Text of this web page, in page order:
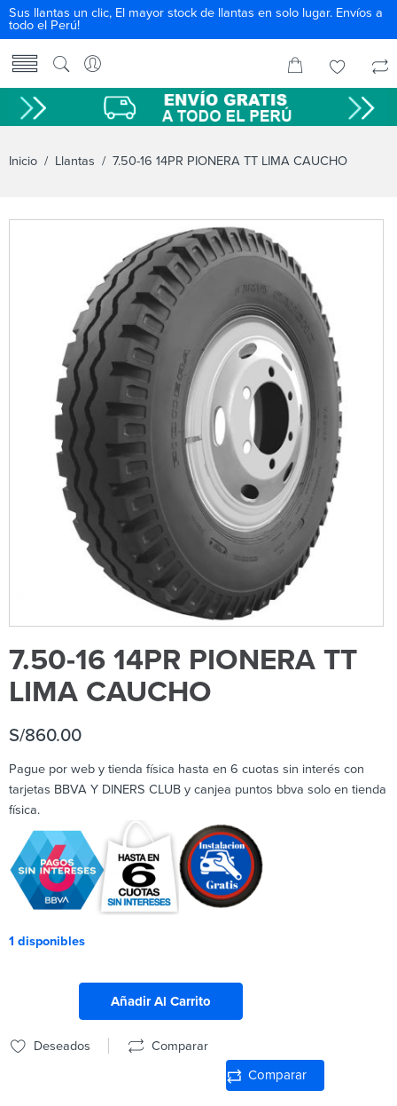
Sus llantas un clic, El mayor stock de llantas en solo lugar. Envíos a
todo el Perú!
Inicio / Llantas / 7.50-16 14PR PIONERA TT LIMA CAUCHO
7.50-16 14PR PIONERA TT
LIMA CAUCHO
S/860.00
Pague por web y tienda física hasta en 6 cuotas sin interés con
tarjetas BBVA Y DINERS CLUB y canjea puntos bbva solo en tienda
física.
1 disponibles
Añadir Al Carrito
Deseados Comparar
Comparar